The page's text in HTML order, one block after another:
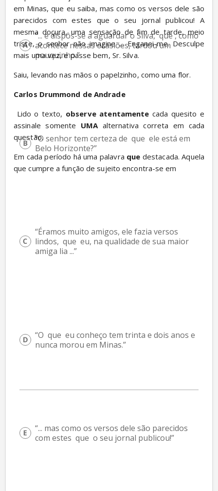
em Minas, que eu saiba, mas como os versos dele são
parecidos com estes que o seu jornal publicou! A
mesma doçura, uma sensação de fim de tarde, meio
triste, o senhor não imagine ... Enganei-me. Desculpe
mais uma vez, e passe bem, Sr. Silva.
Saiu, levando nas mãos o papelzinho, como uma flor.
Carlos Drummond de Andrade
Lido o texto, observe atentamente cada quesito e
assinale somente UMA alternativa correta em cada
questão.
Em cada período há uma palavra que destacada. Aquela
que cumpre a função de sujeito encontra-se em
“... e dispôs-se a aguardar o Silva,  que , como
acontece nessas ocasiões, tardou um
pouquinho.”
“O senhor tem certeza de  que  ele está em
Belo Horizonte?”
“Éramos muito amigos, ele fazia versos
lindos,  que  eu, na qualidade de sua maior
amiga lia ...”
“O  que  eu conheço tem trinta e dois anos e
nunca morou em Minas.”
“... mas como os versos dele são parecidos
com estes  que  o seu jornal publicou!”